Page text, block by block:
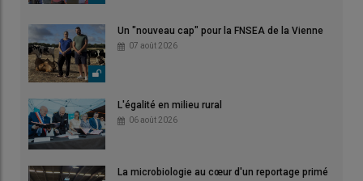
Un "nouveau cap" pour la FNSEA de la Vienne
07 août 2026
L'égalité en milieu rural
06 août 2026
La microbiologie au cœur d'un reportage primé